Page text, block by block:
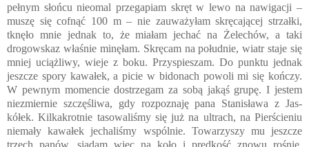
pełnym słońcu nieomal przegapiam skręt w lewo na nawigacji –
muszę się cofnąć 100 m – nie zauważyłam skręcającej strzałki,
tknęło mnie jednak to, że miałam jechać na Żelechów, a taki
drogowskaz właśnie minęłam. Skręcam na południe, wiatr staje się
mniej uciążliwy, wieje z boku. Przyspieszam. Do punktu jednak
jeszcze spory kawałek, a picie w bidonach powoli mi się kończy.
W pewnym momencie dostrzegam za sobą jakąś grupę. I jestem
niezmiernie szczęśliwa, gdy rozpoznaję pana Stanisława z Jas-
kółek. Kilkakrotnie tasowaliśmy się już na ultrach, na Pierścieniu
niemały kawałek jechaliśmy wspólnie. Towarzyszy mu jeszcze
trzech panów, siadam więc na koło i prędkość znowu rośnie.